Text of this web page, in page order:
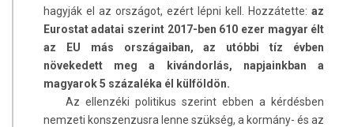
hagyják el az országot, ezért lépni kell. Hozzátette:az
Eurostat adatai szerint 2017-ben 610 ezer magyar élt
az EU más országaiban, az utóbbi tíz évben
növekedett meg a kivándorlás, napjainkban a
magyarok 5 százaléka él külföldön.
Az ellenzéki politikus szerint ebben a kérdésben
nemzeti konszenzusra lenne szükség, a kormány- és az